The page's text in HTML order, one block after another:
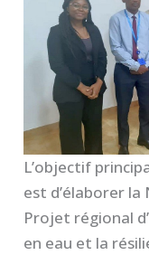
L’objectif
est d’élaborer
Projet régional
en eau et la